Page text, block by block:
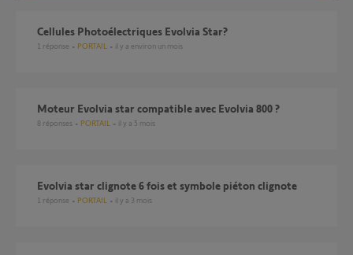
Cellules Photoélectriques Evolvia Star?
1 réponse PORTAIL il y a environ un mois
Moteur Evolvia star compatible avec Evolvia 800 ?
8 réponses PORTAIL il y a 5 mois
Evolvia star clignote 6 fois et symbole piéton clignote
1 réponse PORTAIL il y a 3 mois